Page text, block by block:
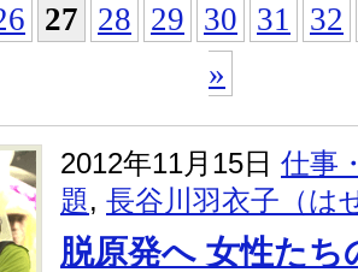
27 28 29 30 31
32
»
2012年11月15日 仕事
題, 長谷川羽衣子（は
脱原発へ 女性たち